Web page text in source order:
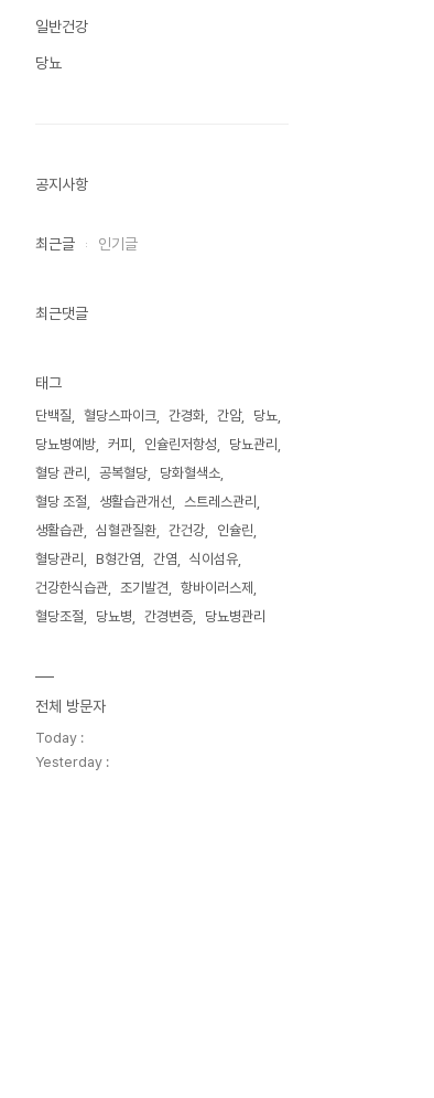
일반건강
당뇨
공지사항
최근글 인기글
최근댓글
태그
단백질 혈당스파이크 간경화 간암
당뇨
당뇨병예방
커피 인슐린저항성
당뇨관리
혈당 관리
공복혈당
당화혈색소
혈당 조절
생활습관개선
스트레스관리
생활습관
심혈관질환 간건강
인슐린
혈당관리
B형간염 간염
식이섬유
건강한식습관
조기발견
항바이러스제
혈당조절
당뇨병 간경변증 당뇨병관리
전체 방문자
Today :
Yesterday :